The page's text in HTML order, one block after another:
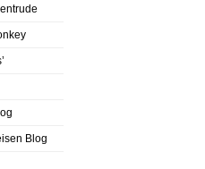
Blog